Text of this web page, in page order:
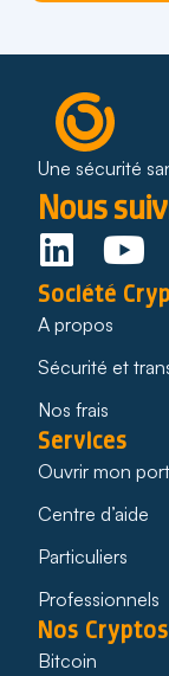
Une sécurité
Nous
Société
A propos
Sécurité et
Nos frais
Services
Ouvrir mon
Centre d’aide
Particuliers
Professionnels
Nos Cryptos
Bitcoin